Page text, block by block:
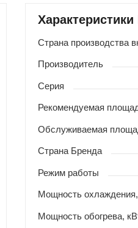
Страна производства
Производитель
Серия
Рекомендуемая
Обслуживаемая
Страна Бренда
Режим работы
Мощность
Мощность обогрева,